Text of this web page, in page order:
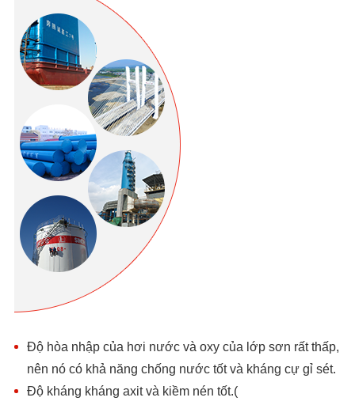
Độ hòa nhập của hơi nước và oxy của lớp sơn rất thấp,
nên nó có khả năng chống nước tốt và kháng cự gỉ sét.
Độ kháng kháng axit và kiềm nén tốt.(